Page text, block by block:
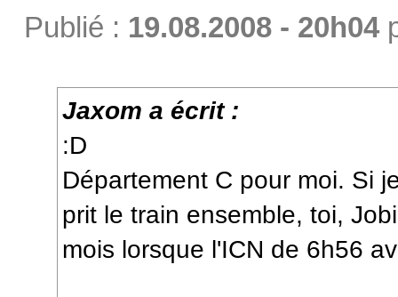
Publié : 19.08.2008 - 20h04
Jaxom a écrit :
:D
Département C pour moi. Si
prit le train ensemble, toi,
mois lorsque l'ICN de 6h56